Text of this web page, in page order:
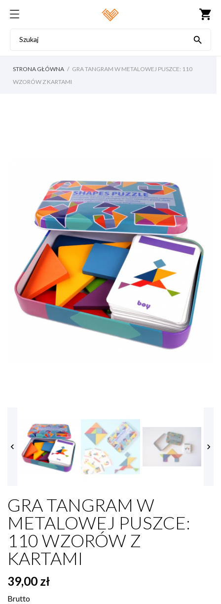
shopping_cart

STRONA GŁÓWNA
GRA TANGRAM W METALOWEJ PUSZCE: 110
WZORÓW Z KARTAMI
 
GRA TANGRAM W
METALOWEJ PUSZCE:
110 WZORÓW Z
KARTAMI
39,00 zł
Brutto